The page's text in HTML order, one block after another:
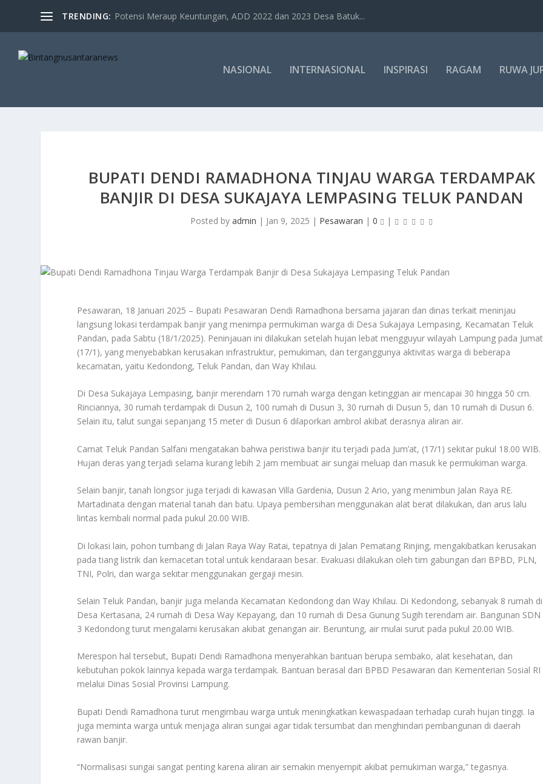
TRENDING: Potensi Meraup Keuntungan, ADD 2022 dan 2023 Desa Batuk...
NASIONAL INTERNASIONAL INSPIRASI RAGAM RUWA
BUPATI DENDI RAMADHONA TINJAU WARGA TERDAMPAK
BANJIR DI DESA SUKAJAYA LEMPASING TELUK PANDAN
Posted by admin | Jan 9, 2025 | Pesawaran | 0 |
Pesawaran, 18 Januari 2025 – Bupati Pesawaran Dendi Ramadhona bersama jajaran dan dinas terkait meninjau
langsung lokasi terdampak banjir yang menimpa permukiman warga di Desa Sukajaya Lempasing, Kecamatan Teluk
Pandan, pada Sabtu (18/1/2025). Peninjauan ini dilakukan setelah hujan lebat mengguyur wilayah Lampung pada Jumat
(17/1), yang menyebabkan kerusakan infrastruktur, pemukiman, dan terganggunya aktivitas warga di beberapa
kecamatan, yaitu Kedondong, Teluk Pandan, dan Way Khilau.
Di Desa Sukajaya Lempasing, banjir merendam 170 rumah warga dengan ketinggian air mencapai 30 hingga 50 cm.
Rinciannya, 30 rumah terdampak di Dusun 2, 100 rumah di Dusun 3, 30 rumah di Dusun 5, dan 10 rumah di Dusun 6.
Selain itu, talut sungai sepanjang 15 meter di Dusun 6 dilaporkan ambrol akibat derasnya aliran air.
Camat Teluk Pandan Salfani mengatakan bahwa peristiwa banjir itu terjadi pada Jum’at, (17/1) sekitar pukul 18.00 WIB.
Hujan deras yang terjadi selama kurang lebih 2 jam membuat air sungai meluap dan masuk ke permukiman warga.
Selain banjir, tanah longsor juga terjadi di kawasan Villa Gardenia, Dusun 2 Ario, yang menimbun Jalan Raya RE.
Martadinata dengan material tanah dan batu. Upaya pembersihan menggunakan alat berat dilakukan, dan arus lalu
lintas kembali normal pada pukul 20.00 WIB.
Di lokasi lain, pohon tumbang di Jalan Raya Way Ratai, tepatnya di Jalan Pematang Rinjing, mengakibatkan kerusakan
pada tiang listrik dan kemacetan total untuk kendaraan besar. Evakuasi dilakukan oleh tim gabungan dari BPBD, PLN,
TNI, Polri, dan warga sekitar menggunakan gergaji mesin.
Selain Teluk Pandan, banjir juga melanda Kecamatan Kedondong dan Way Khilau. Di Kedondong, sebanyak 8 rumah di
Desa Kertasana, 24 rumah di Desa Way Kepayang, dan 10 rumah di Desa Gunung Sugih terendam air. Bangunan SDN
3 Kedondong turut mengalami kerusakan akibat genangan air. Beruntung, air mulai surut pada pukul 20.00 WIB.
Merespon hal tersebut, Bupati Dendi Ramadhona menyerahkan bantuan berupa sembako, alat kesehatan, dan
kebutuhan pokok lainnya kepada warga terdampak. Bantuan berasal dari BPBD Pesawaran dan Kementerian Sosial RI
melalui Dinas Sosial Provinsi Lampung.
Bupati Dendi Ramadhona turut mengimbau warga untuk meningkatkan kewaspadaan terhadap curah hujan tinggi. Ia
juga meminta warga untuk menjaga aliran sungai agar tidak tersumbat dan menghindari pembangunan di daerah
rawan banjir.
“Normalisasi sungai sangat penting karena aliran air semakin menyempit akibat pemukiman warga,” tegasnya.